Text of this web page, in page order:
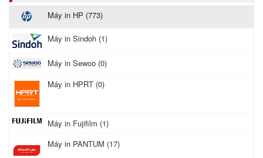
Máy in HP (773)
Máy in Sindoh (1)
Máy in Sewoo (0)
Máy in HPRT (0)
Máy in Fujifilm (1)
Máy in PANTUM (17)